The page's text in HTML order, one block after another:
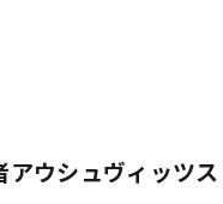
ウシュヴィッツス